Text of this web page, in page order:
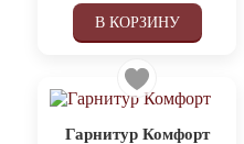
В КОРЗИНУ
Гарнитур Комфорт